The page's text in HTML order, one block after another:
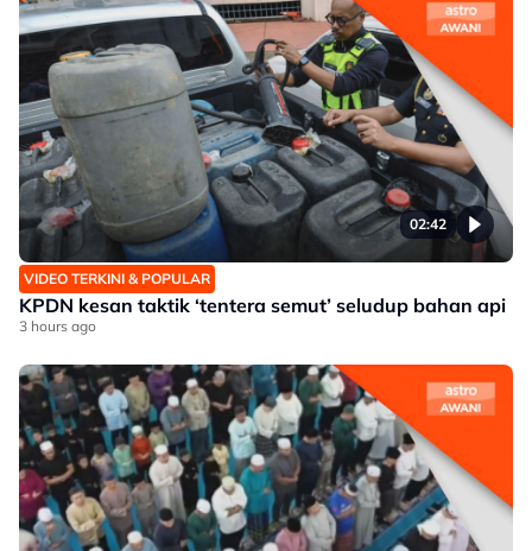
02:42
VIDEO TERKINI & POPULAR
KPDN kesan taktik ‘tentera semut’ seludup bahan api
3 hours ago